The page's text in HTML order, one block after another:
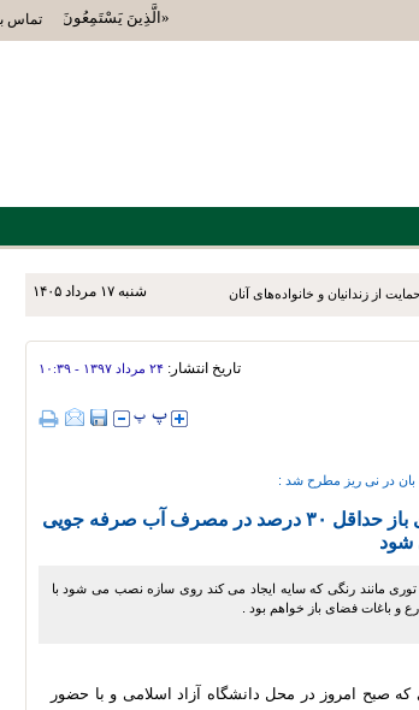
«الَّذِينَ يَسْتَمِعُونَ الْقَوْلَتماس
شنبه ۱۷ مرداد ۱۴۰۵ از زندانیان و خانواده‌های آنان
تاریخ انتشار: ۲۴ مرداد ۱۳۹۷ - ۱۰:۳۹
بان در نی ریز مطرح شد :
با اجرای طرح سایه‌بان در مزارع و باغات فضای باز حداقل ۳۰ درصد در مصرف آب صرفه جویی
شود
مانند رنگی که سایه ایجاد می کند روی سازه نصب می شود با
و باغات فضای باز خواهم بود .
صبح امروز در محل دانشگاه آزاد اسلامی و با حضور